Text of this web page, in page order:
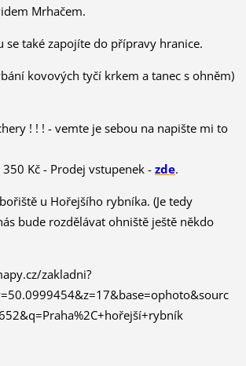
Mrhačem.
se také zapojíte do přípravy hranice.
kovových tyčí krkem a tanec s ohněm)
! ! ! - vemte je sebou na napište mi to
Kč - Prodej vstupenek - zde.
u Hořejšího rybníka. (Je tedy
bude rozdělávat ohniště ještě někdo
zakladni?